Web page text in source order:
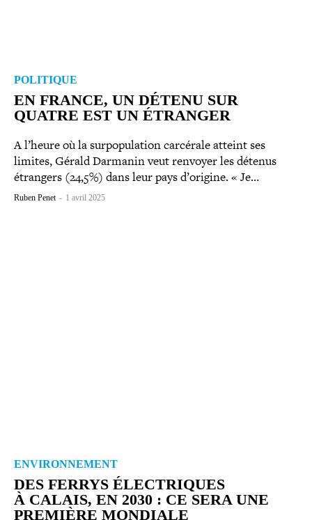
POLITIQUE
EN FRANCE, UN DÉTENU SUR
QUATRE EST UN ÉTRANGER
A l’heure où la sur­po­pu­la­tion carcérale atteint ses
limites, Gérald Darmanin veut renvoyer les détenus
étrangers (24,5%) dans leur pays d’origine. « Je…
Ruben Penet - 1 avril 2025
ENVIRONNEMENT
DES FERRYS ÉLEC­TRIQUES
À CALAIS, EN 2030 : CE SERA UNE
PREMIÈRE MONDIALE